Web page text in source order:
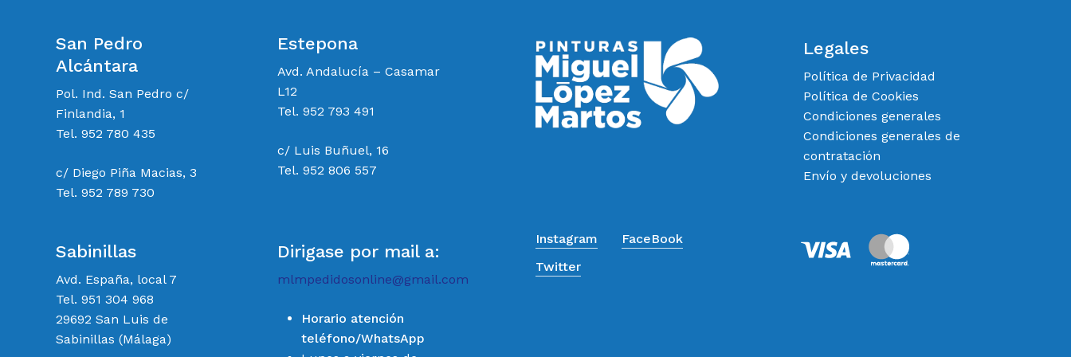
San Pedro
Alcántara
Pol. Ind. San Pedro c/
Finlandia, 1
Tel. 952 780 435
c/ Diego Piña Macias, 3
Tel. 952 789 730
Estepona
Avd. Andalucía – Casamar
L12
Tel. 952 793 491
c/ Luis Buñuel, 16
Tel. 952 806 557
Sabinillas
Avd. España, local 7
Tel. 951 304 968
29692 San Luis de
Sabinillas (Málaga)
Dirigase por mail a:
mlmpedidosonline@gmail.com
Horario atención
teléfono/WhatsApp
Legales
Política de Privacidad
Política de Cookies
Condiciones generales
Condiciones generales de
contratación
Envío y devoluciones
Instagram
FaceBook
Twitter